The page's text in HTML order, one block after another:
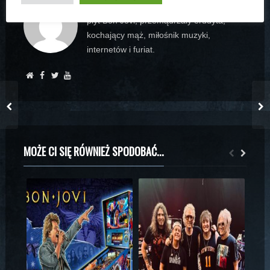
Założyciel www.bonjovi.pl, kolekcjoner
płyt Bon Jovi, przemądrzały erudyta,
kochający mąż, miłośnik muzyki,
internetów i furiat.
MOŻE CI SIĘ RÓWNIEŻ SPODOBAĆ...